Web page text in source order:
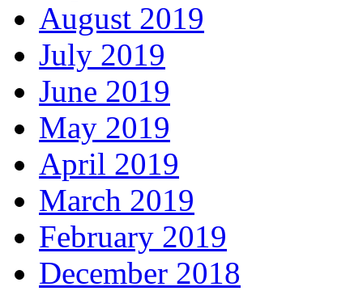
August 2019
July 2019
June 2019
May 2019
April 2019
March 2019
February 2019
December 2018